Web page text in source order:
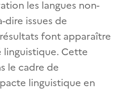
les langues non-
dire issues de
font apparaître
linguistique. Cette
le cadre de
linguistique en